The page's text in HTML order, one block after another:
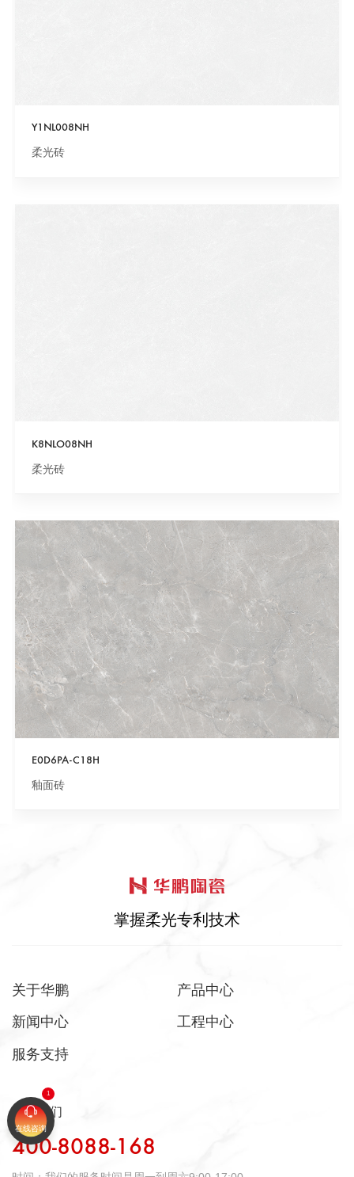
Y1NL008NH
柔光砖
K8NLO08NH
柔光砖
E0D6PA-C18H
釉面砖
掌握柔光专利技术
关于华鹏 产品中心
新闻中心 工程中心
服务支持
联系我们
400-8088-168
在线咨询